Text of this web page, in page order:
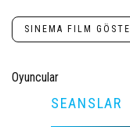
SINEMA FILM
Oyuncular
SEANSLAR